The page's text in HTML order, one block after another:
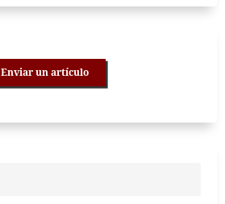
Enviar un artículo